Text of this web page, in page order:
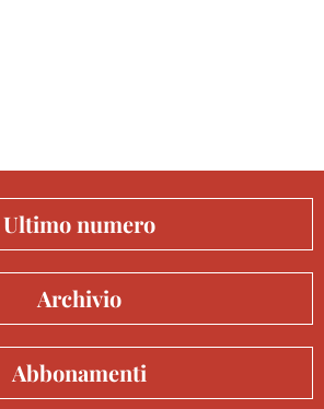
Ultimo numero
Archivio
Abbonamenti